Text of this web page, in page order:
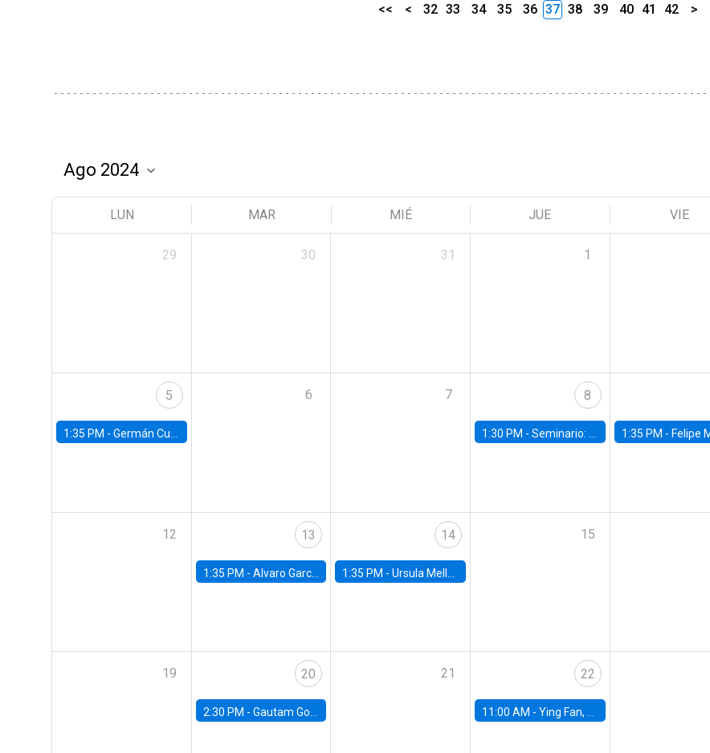
<< < 32 33 34 35 36 37 38 39 40 41 42 >
LUN MAR MIÉ JUE VIE
29 30 31 1
5
1:35 PM - Germán Cubas, University of Houston
6 7 8
1:30 PM -Seminario: “Recuperando la humanidad para progresar en la era de la IA» 1:35 PM - Felipe Martínez, alumno
12 13
1:35 PM - Alvaro Garcia-Marin, Universidad de Los Andes
14
1:35 PM -Ursula Mello, Insper - Institute of Education and Research
15
19 20
2:30 PM - Gautam Gowrisankaran, Columbia University
21 22
11:00 AM -Ying Fan, University of Michigan